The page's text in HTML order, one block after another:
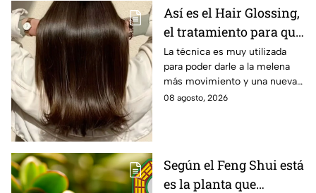
Así es el Hair Glossing,
el tratamiento para que
tu cabello refleje la luz
La técnica es muy utilizada
para poder darle a la melena
más movimiento y una nueva
versión.
08 agosto, 2026
Según el Feng Shui está
es la planta que